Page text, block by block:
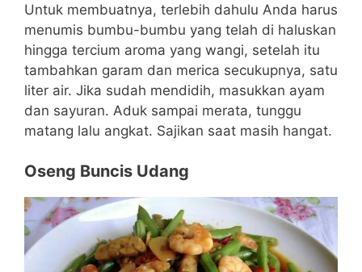
Untuk membuatnya, terlebih dahulu Anda harus
menumis bumbu-bumbu yang telah di haluskan
hingga tercium aroma yang wangi, setelah itu
tambahkan garam dan merica secukupnya, satu
liter air. Jika sudah mendidih, masukkan ayam
dan sayuran. Aduk sampai merata, tunggu
matang lalu angkat. Sajikan saat masih hangat.
Oseng Buncis Udang